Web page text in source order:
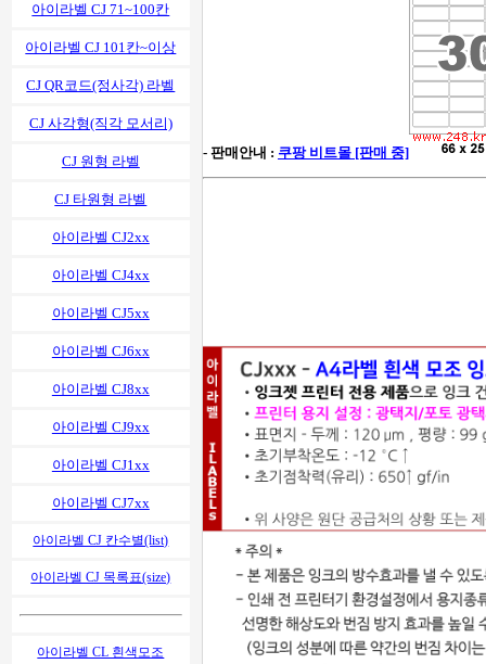
아이라벨 CJ 71~100칸
아이라벨 CJ 101칸~이상
CJ QR코드(정사각) 라벨
CJ 사각형(직각 모서리)
CJ 원형 라벨
CJ 타원형 라벨
아이라벨 CJ2xx
아이라벨 CJ4xx
아이라벨 CJ5xx
아이라벨 CJ6xx
아이라벨 CJ8xx
아이라벨 CJ9xx
아이라벨 CJ1xx
아이라벨 CJ7xx
아이라벨 CJ 칸수별(list)
아이라벨 CJ 목록표(size)
아이라벨 CL 흰색모조
- 판매안내 : 쿠팡 비트몰 [판매 중]